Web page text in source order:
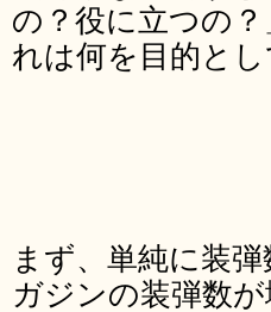
の？役に立つの
れは何を目的と
まず、単純に装
ガジンの装弾数